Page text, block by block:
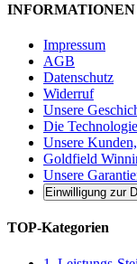
INFORMATIONEN
Impressum
AGB
Datenschutz
Widerruf
Unsere
Die Technologie
Unsere
Goldfield
Unsere
Einwilligung zur
TOP-Kategorien